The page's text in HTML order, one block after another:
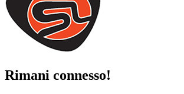
Rimani connesso!